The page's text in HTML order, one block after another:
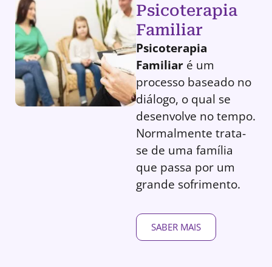
Psicoterapia
Familiar
Psicoterapia
Familiar é um
processo baseado no
diálogo, o qual se
desenvolve no tempo.
Normalmente trata-
se de uma família
que passa por um
grande sofrimento.
SABER MAIS